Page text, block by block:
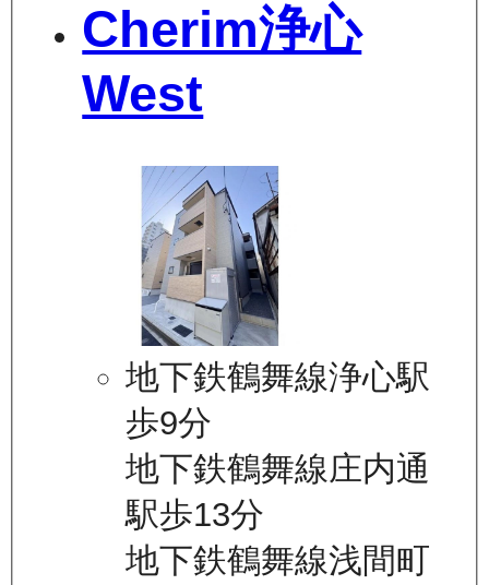
Cherim浄心
West
地下鉄鶴舞線浄心駅
歩9分
地下鉄鶴舞線庄内通
駅歩13分
地下鉄鶴舞線浅間町